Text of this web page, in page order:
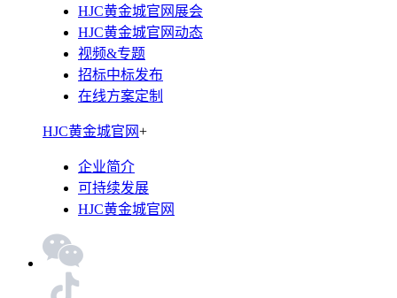
HJC黄金城官网展会
HJC黄金城官网动态
视频&专题
招标中标发布
在线方案定制
HJC黄金城官网+
企业简介
可持续发展
HJC黄金城官网